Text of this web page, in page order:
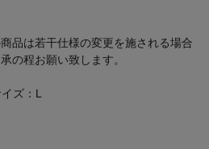
品は若干仕様の変更を施される場合
の程お願い致します。
ズ：L